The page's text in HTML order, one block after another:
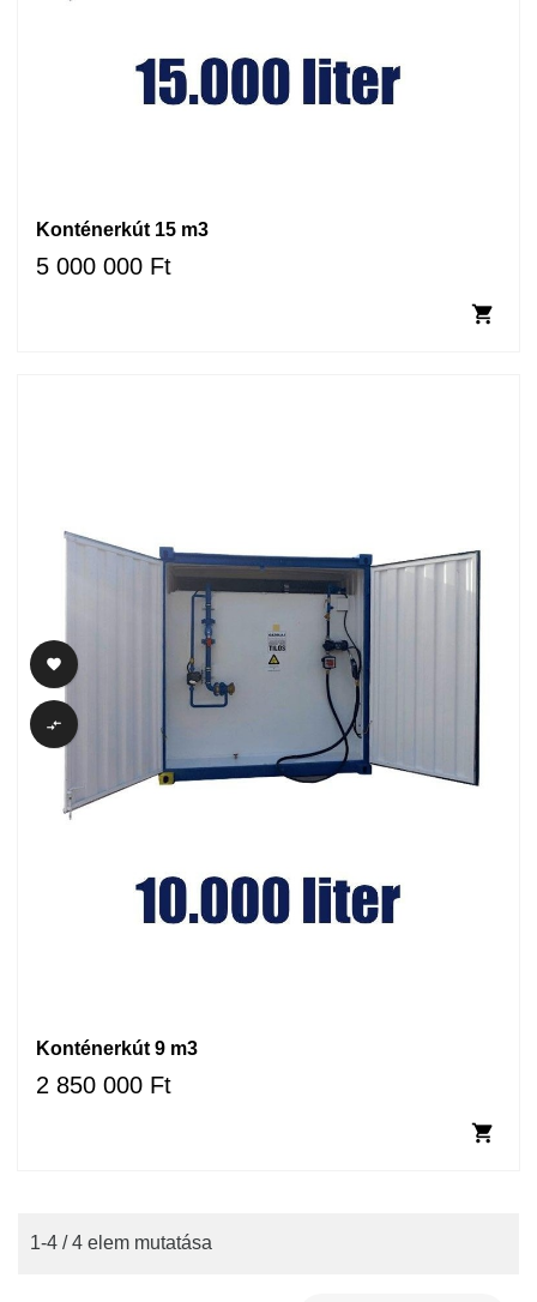
Konténerkút 15 m3
5 000 000 Ft



Konténerkút 9 m3
2 850 000 Ft

1-4 / 4 elem mutatása